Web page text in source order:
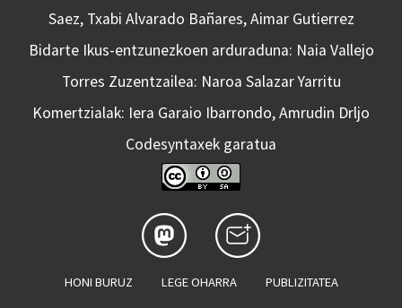
Saez, Txabi Alvarado Bañares, Aimar Gutierrez
Bidarte Ikus-entzunezkoen arduraduna: Naia Vallejo
Torres Zuzentzailea: Naroa Salazar Yarritu
Komertzialak: Iera Garaio Ibarrondo, Amrudin Drljo
Codesyntaxek garatua
HONI BURUZ LEGE OHARRA PUBLIZITATEA